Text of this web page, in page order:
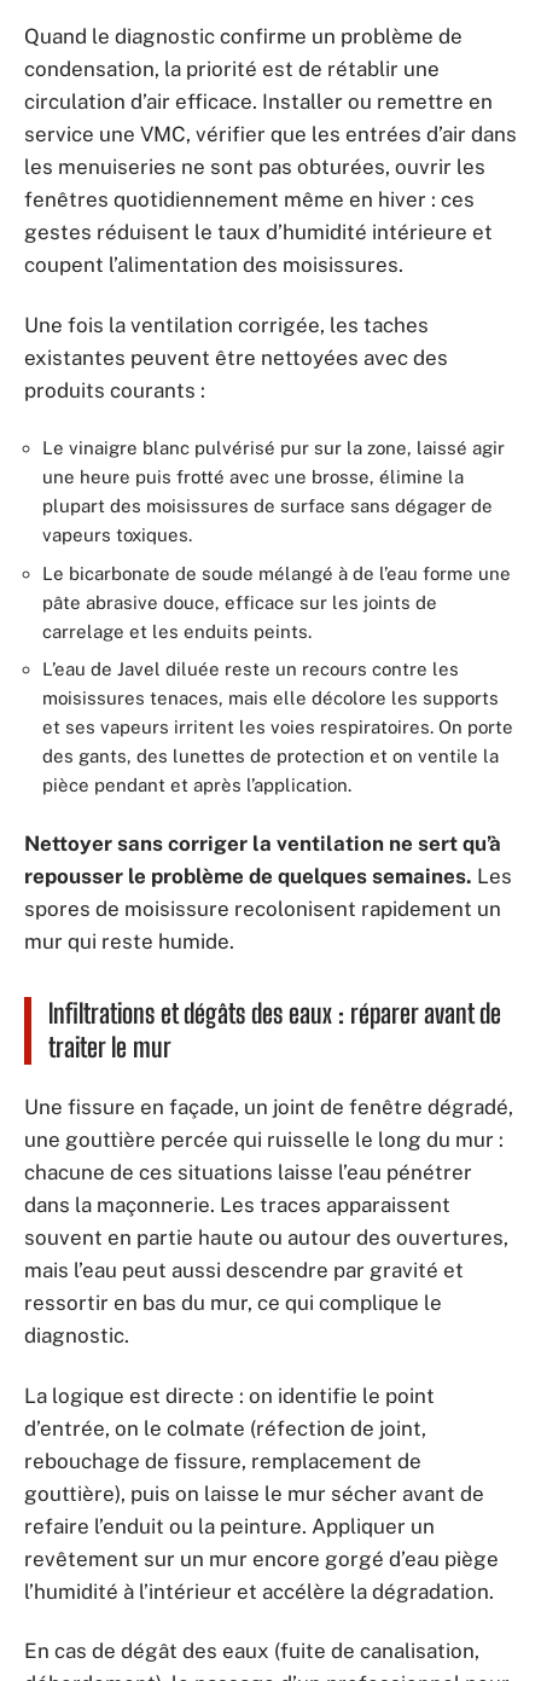
Quand le diagnostic confirme un problème de
condensation, la priorité est de rétablir une
circulation d’air efficace. Installer ou remettre en
service une VMC, vérifier que les entrées d’air dans
les menuiseries ne sont pas obturées, ouvrir les
fenêtres quotidiennement même en hiver : ces
gestes réduisent le taux d’humidité intérieure et
coupent l’alimentation des moisissures.
Une fois la ventilation corrigée, les taches
existantes peuvent être nettoyées avec des
produits courants :
Le vinaigre blanc pulvérisé pur sur la zone, laissé agir
une heure puis frotté avec une brosse, élimine la
plupart des moisissures de surface sans dégager de
vapeurs toxiques.
Le bicarbonate de soude mélangé à de l’eau forme une
pâte abrasive douce, efficace sur les joints de
carrelage et les enduits peints.
L’eau de Javel diluée reste un recours contre les
moisissures tenaces, mais elle décolore les supports
et ses vapeurs irritent les voies respiratoires. On porte
des gants, des lunettes de protection et on ventile la
pièce pendant et après l’application.
Nettoyer sans corriger la ventilation ne sert qu’à
repousser le problème de quelques semaines. Les
spores de moisissure recolonisent rapidement un
mur qui reste humide.
Infiltrations et dégâts des eaux : réparer avant de
traiter le mur
Une fissure en façade, un joint de fenêtre dégradé,
une gouttière percée qui ruisselle le long du mur :
chacune de ces situations laisse l’eau pénétrer
dans la maçonnerie. Les traces apparaissent
souvent en partie haute ou autour des ouvertures,
mais l’eau peut aussi descendre par gravité et
ressortir en bas du mur, ce qui complique le
diagnostic.
La logique est directe : on identifie le point
d’entrée, on le colmate (réfection de joint,
rebouchage de fissure, remplacement de
gouttière), puis on laisse le mur sécher avant de
refaire l’enduit ou la peinture. Appliquer un
revêtement sur un mur encore gorgé d’eau piège
l’humidité à l’intérieur et accélère la dégradation.
En cas de dégât des eaux (fuite de canalisation,